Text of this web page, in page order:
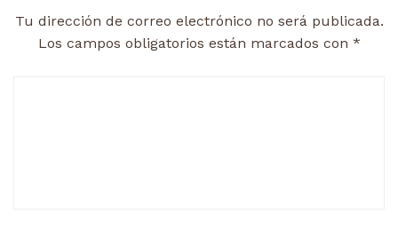
Tu dirección de correo electrónico no será publicada.
Los campos obligatorios están marcados con *